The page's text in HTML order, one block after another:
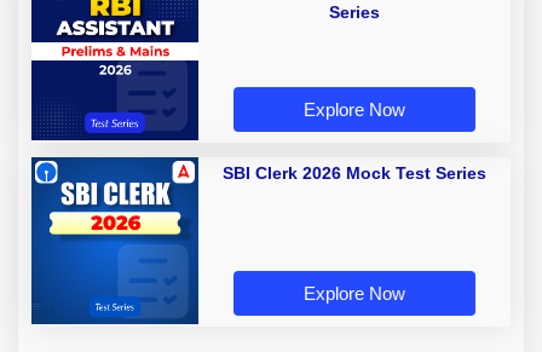
Series
Explore Now
SBI Clerk 2026 Mock Test Series
Explore Now